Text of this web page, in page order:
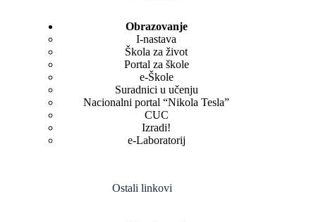
Obrazovanje
I-nastava
Škola za život
Portal za škole
e-Škole
Suradnici u učenju
Nacionalni portal “Nikola Tesla”
CUC
Izradi!
e-Laboratorij
Ostali linkovi